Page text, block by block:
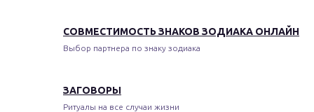
СОВМЕСТИМОСТЬ ЗНАКОВ ЗОДИАКА ОНЛАЙН
Выбор партнера по знаку зодиака
ЗАГОВОРЫ
Ритуалы на все случаи жизни